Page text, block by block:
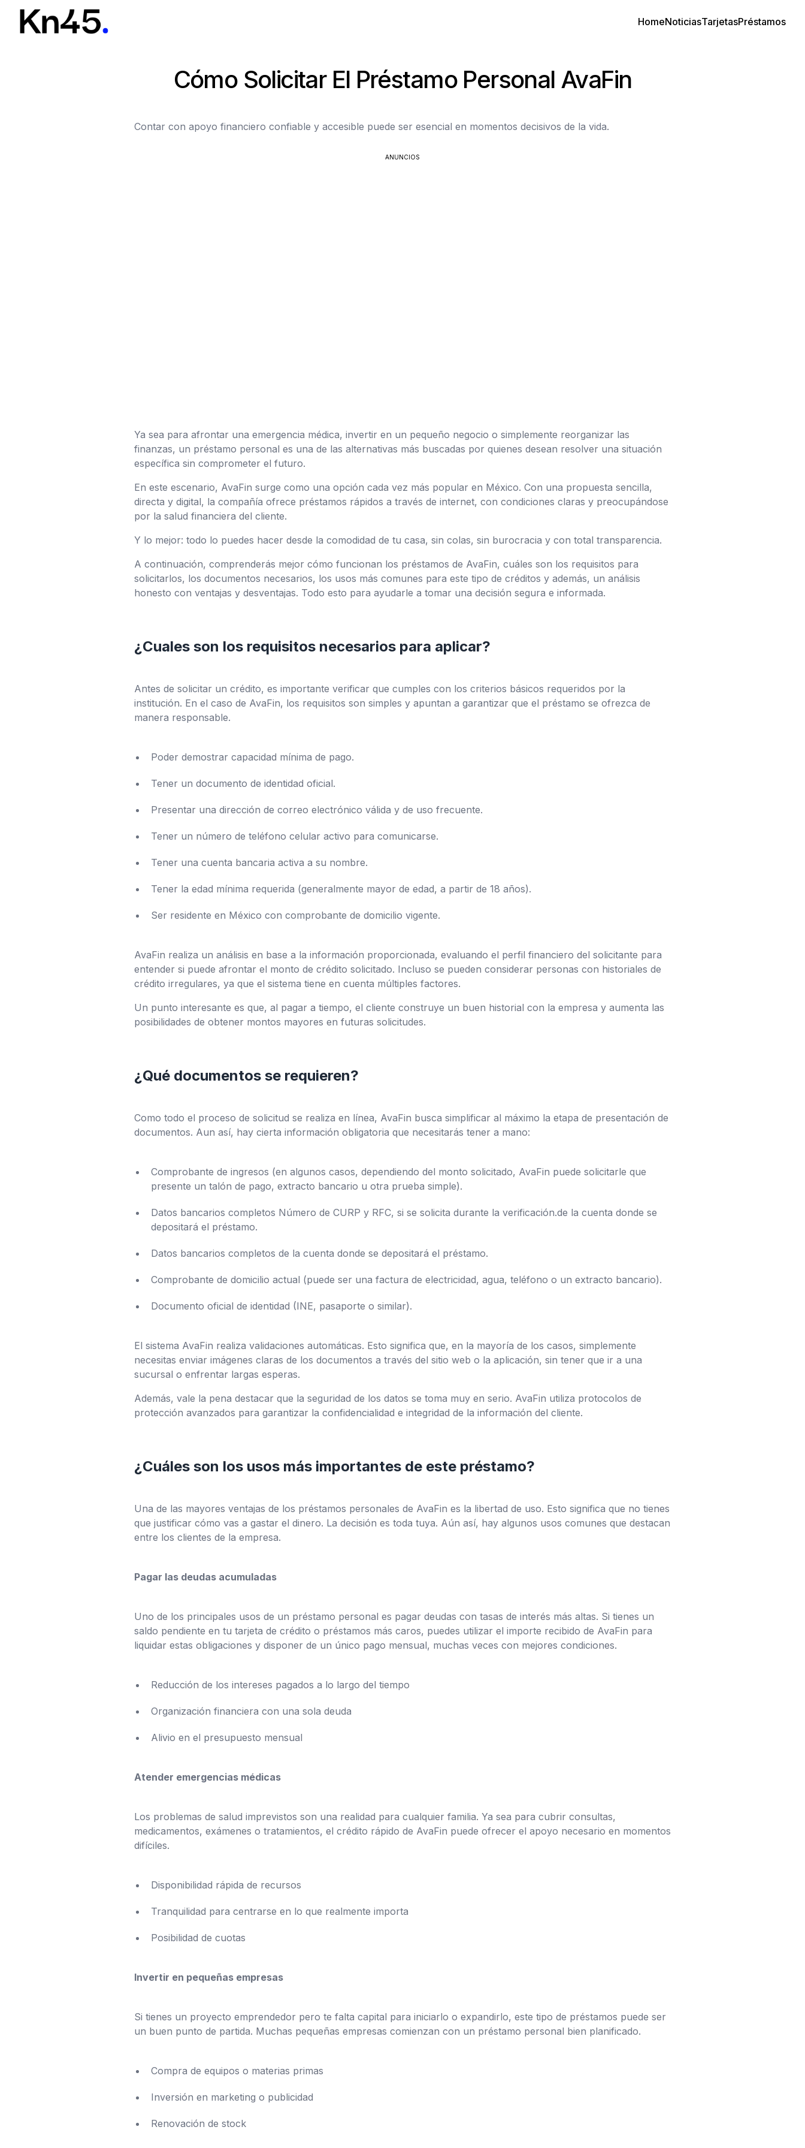
HomeNoticiasTarjetasPréstamos
Cómo Solicitar El Préstamo Personal AvaFin
Contar con apoyo financiero confiable y accesible puede ser esencial en momentos decisivos de la vida.
ANUNCIOS
Ya sea para afrontar una emergencia médica, invertir en un pequeño negocio o simplemente reorganizar las
finanzas, un préstamo personal es una de las alternativas más buscadas por quienes desean resolver una situación
específica sin comprometer el futuro.
En este escenario, AvaFin surge como una opción cada vez más popular en México. Con una propuesta sencilla,
directa y digital, la compañía ofrece préstamos rápidos a través de internet, con condiciones claras y preocupándose
por la salud financiera del cliente.
Y lo mejor: todo lo puedes hacer desde la comodidad de tu casa, sin colas, sin burocracia y con total transparencia.
A continuación, comprenderás mejor cómo funcionan los préstamos de AvaFin, cuáles son los requisitos para
solicitarlos, los documentos necesarios, los usos más comunes para este tipo de créditos y además, un análisis
honesto con ventajas y desventajas. Todo esto para ayudarle a tomar una decisión segura e informada.
¿Cuales son los requisitos necesarios para aplicar?
Antes de solicitar un crédito, es importante verificar que cumples con los criterios básicos requeridos por la
institución. En el caso de AvaFin, los requisitos son simples y apuntan a garantizar que el préstamo se ofrezca de
manera responsable.
Poder demostrar capacidad mínima de pago.
Tener un documento de identidad oficial.
Presentar una dirección de correo electrónico válida y de uso frecuente.
Tener un número de teléfono celular activo para comunicarse.
Tener una cuenta bancaria activa a su nombre.
Tener la edad mínima requerida (generalmente mayor de edad, a partir de 18 años).
Ser residente en México con comprobante de domicilio vigente.
AvaFin realiza un análisis en base a la información proporcionada, evaluando el perfil financiero del solicitante para
entender si puede afrontar el monto de crédito solicitado. Incluso se pueden considerar personas con historiales de
crédito irregulares, ya que el sistema tiene en cuenta múltiples factores.
Un punto interesante es que, al pagar a tiempo, el cliente construye un buen historial con la empresa y aumenta las
posibilidades de obtener montos mayores en futuras solicitudes.
¿Qué documentos se requieren?
Como todo el proceso de solicitud se realiza en línea, AvaFin busca simplificar al máximo la etapa de presentación de
documentos. Aun así, hay cierta información obligatoria que necesitarás tener a mano:
Comprobante de ingresos (en algunos casos, dependiendo del monto solicitado, AvaFin puede solicitarle que
presente un talón de pago, extracto bancario u otra prueba simple).
Datos bancarios completos Número de CURP y RFC, si se solicita durante la verificación.de la cuenta donde se
depositará el préstamo.
Datos bancarios completos de la cuenta donde se depositará el préstamo.
Comprobante de domicilio actual (puede ser una factura de electricidad, agua, teléfono o un extracto bancario).
Documento oficial de identidad (INE, pasaporte o similar).
El sistema AvaFin realiza validaciones automáticas. Esto significa que, en la mayoría de los casos, simplemente
necesitas enviar imágenes claras de los documentos a través del sitio web o la aplicación, sin tener que ir a una
sucursal o enfrentar largas esperas.
Además, vale la pena destacar que la seguridad de los datos se toma muy en serio. AvaFin utiliza protocolos de
protección avanzados para garantizar la confidencialidad e integridad de la información del cliente.
¿Cuáles son los usos más importantes de este préstamo?
Una de las mayores ventajas de los préstamos personales de AvaFin es la libertad de uso. Esto significa que no tienes
que justificar cómo vas a gastar el dinero. La decisión es toda tuya. Aún así, hay algunos usos comunes que destacan
entre los clientes de la empresa.
Pagar las deudas acumuladas
Uno de los principales usos de un préstamo personal es pagar deudas con tasas de interés más altas. Si tienes un
saldo pendiente en tu tarjeta de crédito o préstamos más caros, puedes utilizar el importe recibido de AvaFin para
liquidar estas obligaciones y disponer de un único pago mensual, muchas veces con mejores condiciones.
Reducción de los intereses pagados a lo largo del tiempo
Organización financiera con una sola deuda
Alivio en el presupuesto mensual
Atender emergencias médicas
Los problemas de salud imprevistos son una realidad para cualquier familia. Ya sea para cubrir consultas,
medicamentos, exámenes o tratamientos, el crédito rápido de AvaFin puede ofrecer el apoyo necesario en momentos
difíciles.
Disponibilidad rápida de recursos
Tranquilidad para centrarse en lo que realmente importa
Posibilidad de cuotas
Invertir en pequeñas empresas
Si tienes un proyecto emprendedor pero te falta capital para iniciarlo o expandirlo, este tipo de préstamos puede ser
un buen punto de partida. Muchas pequeñas empresas comienzan con un préstamo personal bien planificado.
Compra de equipos o materias primas
Inversión en marketing o publicidad
Renovación de stock